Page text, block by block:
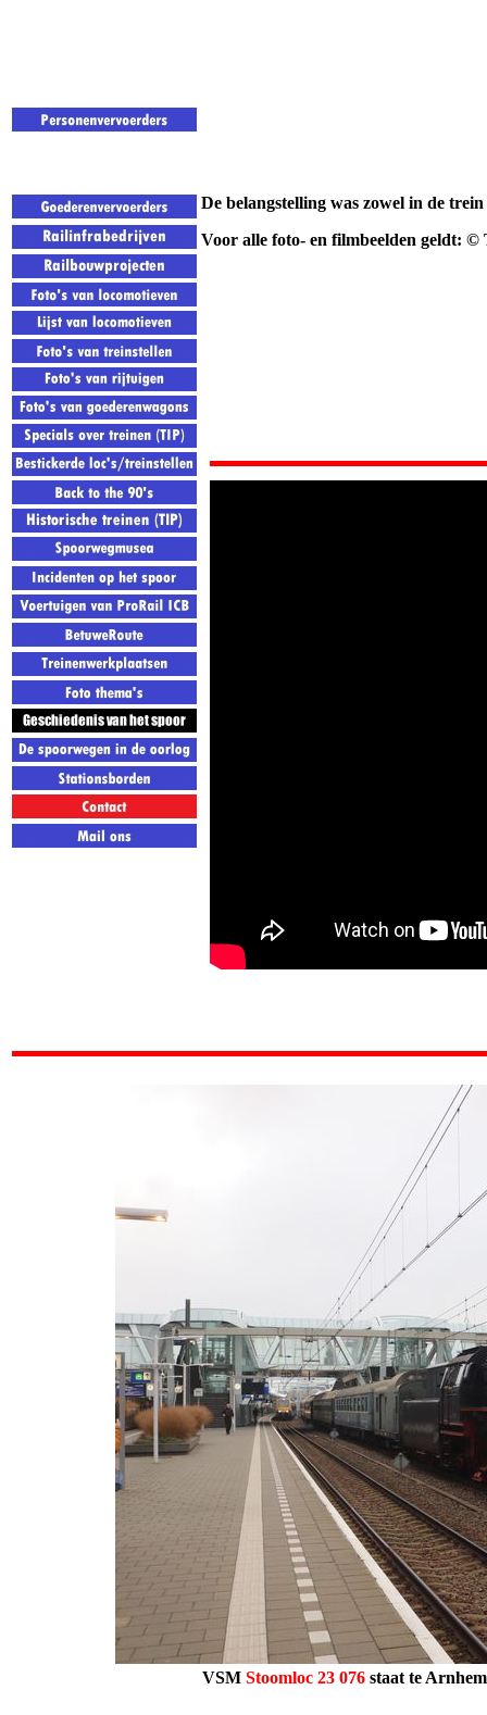
De belangstelling was zowel in de
Voor alle foto- en filmbeelden geldt:
VSM Stoomloc 23 076staat te